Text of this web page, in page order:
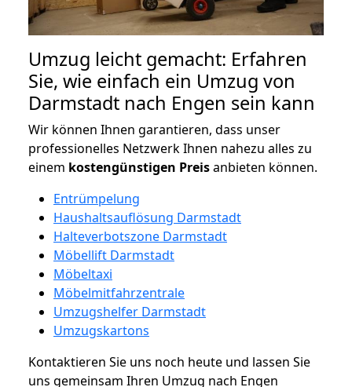
Umzug leicht gemacht: Erfahren
Sie, wie einfach ein Umzug von
Darmstadt nach Engen sein kann
Wir können Ihnen garantieren, dass unser
professionelles Netzwerk Ihnen nahezu alles zu
einem kostengünstigen Preisanbieten können.
Entrümpelung
Haushaltsauflösung Darmstadt
Halteverbotszone Darmstadt
Möbellift Darmstadt
Möbeltaxi
Möbelmitfahrzentrale
Umzugshelfer Darmstadt
Umzugskartons
Kontaktieren Sie uns noch heute und lassen Sie
uns gemeinsam Ihren Umzug nach Engen